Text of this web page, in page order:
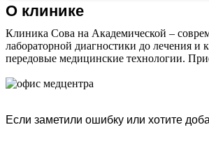
О клинике
Клиника Сова на Академической –
лабораторной диагностики до лечения и
передовые медицинские технологии.
Если заметили ошибку или хотите